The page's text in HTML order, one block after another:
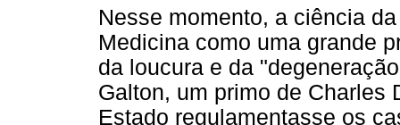
Nesse momento, a ciência
Medicina como uma grande
da loucura e da
Galton, um primo de Charles
Estado regulamentasse os